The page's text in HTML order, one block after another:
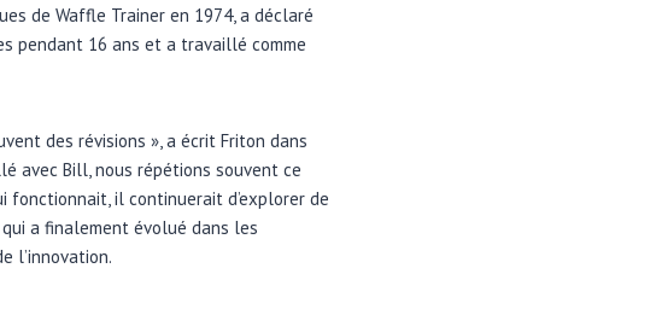
de Waffle Trainer en 1974, a déclaré
pendant 16 ans et a travaillé comme
des révisions », a écrit Friton dans
avec Bill, nous répétions souvent ce
fonctionnait, il continuerait d’explorer de
a finalement évolué dans les
l’innovation.